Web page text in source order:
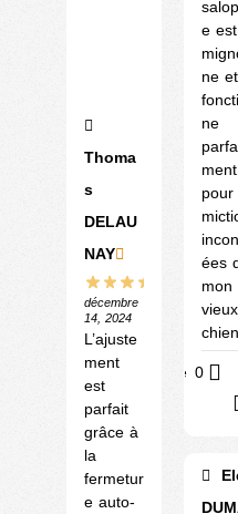
Thoma
s
DELAU
NAY
décembre
14, 2024
L’ajuste
ment
est
parfait
grâce à
la
fermetur
e auto-
e
ne et
ne
ment
pour
ées
mon
vieux
chien.
Utile 0